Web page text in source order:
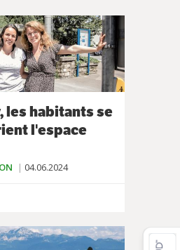
les habitants se
l'espace
04.06.2024